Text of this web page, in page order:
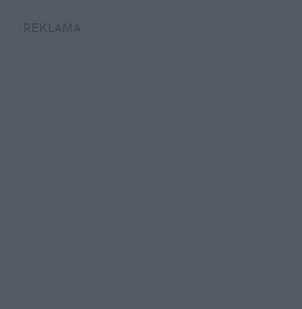
REKLAMA